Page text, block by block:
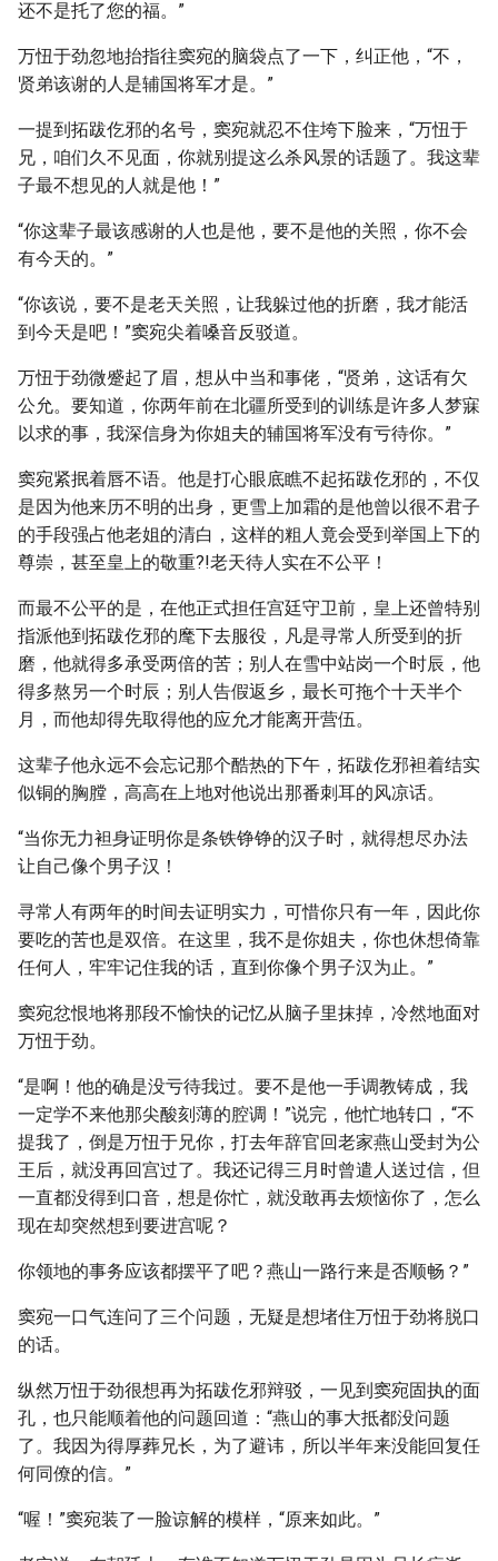
还不是托了您的福。”
万忸于劲忽地抬指往窦宛的脑袋点了一下，纠正他，“不，
贤弟该谢的人是辅国将军才是。”
一提到拓跋仡邪的名号，窦宛就忍不住垮下脸来，“万忸于
兄，咱们久不见面，你就别提这么杀风景的话题了。我这辈
子最不想见的人就是他！”
“你这辈子最该感谢的人也是他，要不是他的关照，你不会
有今天的。”
“你该说，要不是老天关照，让我躲过他的折磨，我才能活
到今天是吧！”窦宛尖着嗓音反驳道。
万忸于劲微蹙起了眉，想从中当和事佬，“贤弟，这话有欠
公允。要知道，你两年前在北疆所受到的训练是许多人梦寐
以求的事，我深信身为你姐夫的辅国将军没有亏待你。”
窦宛紧抿着唇不语。他是打心眼底瞧不起拓跋仡邪的，不仅
是因为他来历不明的出身，更雪上加霜的是他曾以很不君子
的手段强占他老姐的清白，这样的粗人竟会受到举国上下的
尊崇，甚至皇上的敬重?!老天待人实在不公平！
而最不公平的是，在他正式担任宫廷守卫前，皇上还曾特别
指派他到拓跋仡邪的麾下去服役，凡是寻常人所受到的折
磨，他就得多承受两倍的苦；别人在雪中站岗一个时辰，他
得多熬另一个时辰；别人告假返乡，最长可拖个十天半个
月，而他却得先取得他的应允才能离开营伍。
这辈子他永远不会忘记那个酷热的下午，拓跋仡邪袒着结实
似铜的胸膛，高高在上地对他说出那番刺耳的风凉话。
“当你无力袒身证明你是条铁铮铮的汉子时，就得想尽办法
让自己像个男子汉！
寻常人有两年的时间去证明实力，可惜你只有一年，因此你
要吃的苦也是双倍。在这里，我不是你姐夫，你也休想倚靠
任何人，牢牢记住我的话，直到你像个男子汉为止。”
窦宛忿恨地将那段不愉快的记忆从脑子里抹掉，冷然地面对
万忸于劲。
“是啊！他的确是没亏待我过。要不是他一手调教铸成，我
一定学不来他那尖酸刻薄的腔调！”说完，他忙地转口，“不
提我了，倒是万忸于兄你，打去年辞官回老家燕山受封为公
王后，就没再回宫过了。我还记得三月时曾遣人送过信，但
一直都没得到口音，想是你忙，就没敢再去烦恼你了，怎么
现在却突然想到要进宫呢？
你领地的事务应该都摆平了吧？燕山一路行来是否顺畅？”
窦宛一口气连问了三个问题，无疑是想堵住万忸于劲将脱口
的话。
纵然万忸于劲很想再为拓跋仡邪辩驳，一见到窦宛固执的面
孔，也只能顺着他的问题回道：“燕山的事大抵都没问题
了。我因为得厚葬兄长，为了避讳，所以半年来没能回复任
何同僚的信。”
“喔！”窦宛装了一脸谅解的模样，“原来如此。”